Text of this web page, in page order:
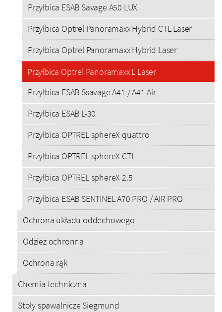
Przyłbica ESAB Savage A50 LUX
Przyłbica Optrel Panoramaxx Hybrid CTL Laser
Przyłbica Optrel Panoramaxx Hybrid Laser
Przyłbica Optrel Panoramaxx L Laser
Przyłbica ESAB Ssavage A41 / A41 Air
Przyłbica ESAB L-30
Przyłbica OPTREL sphereX quattro
Przyłbica OPTREL sphereX CTL
Przyłbica OPTREL sphereX 2.5
Przyłbica ESAB SENTINEL A70 PRO / AIR PRO
Ochrona układu oddechowego
Odzież ochronna
Ochrona rąk
Chemia techniczna
Stoły spawalnicze Siegmund